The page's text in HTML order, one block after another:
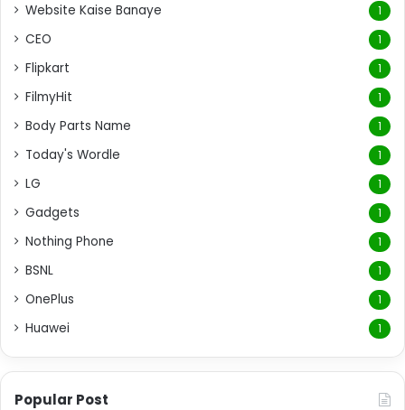
Website Kaise Banaye 1
CEO 1
Flipkart 1
FilmyHit 1
Body Parts Name 1
Today's Wordle 1
LG 1
Gadgets 1
Nothing Phone 1
BSNL 1
OnePlus 1
Huawei 1
Popular Post